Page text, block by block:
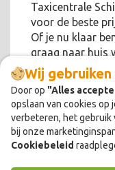
Wij
Door op "Alles
opslaan van cookies op
verbeteren, het gebruik
bij onze
Cookiebeleid
Taxicentrale
voor de beste
Of je nu klaar
graag naar huis
helpen je op weg